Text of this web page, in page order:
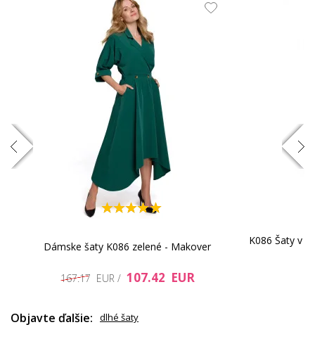
Dámske šaty K086 zelené - Makover
167.17 EUR / 107.42 EUR
K086 Šaty v
Objavte ďalšie: dlhé šaty